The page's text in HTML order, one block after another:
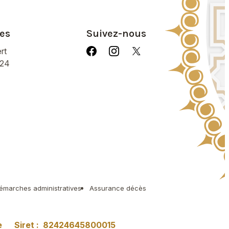
Suivez-nous
administratives Assurance décès
Siret : 82424645800015